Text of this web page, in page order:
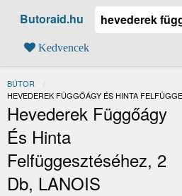
Butoraid.hu
Kedvencek
BÚTOR
JELENLEGI:
HEVEDEREK FÜGGŐÁGY ÉS HINTA
Hevederek Függőágy
És Hinta
Felfüggesztéséhez, 2
Db, LANOIS